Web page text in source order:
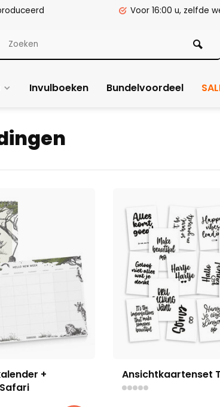
Voor 16:00 u, zelfde
Invulboeken Bundelvoordeel
+
Ansichtkaartenset